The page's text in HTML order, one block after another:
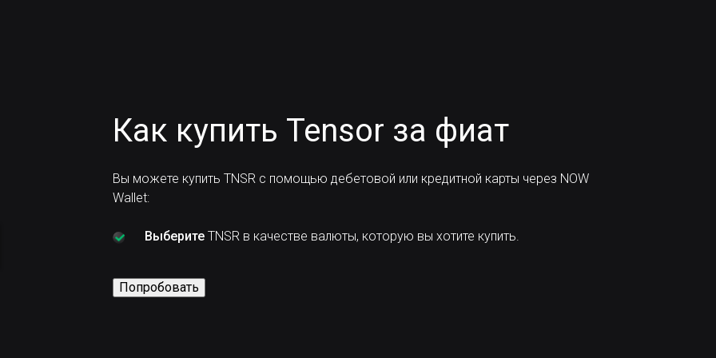
Как купить Tensor за фиат
Вы можете купить TNSR с помощью дебетовой или кредитной карты через NOW
Wallet:
ВыберитеTNSR в качестве валюты, которую вы хотите купить.
Попробовать